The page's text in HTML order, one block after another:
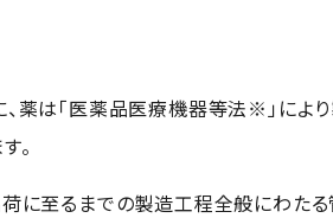
薬は「医薬品医療機器等法※」によ
。
に至るまでの製造工程全般にわたる